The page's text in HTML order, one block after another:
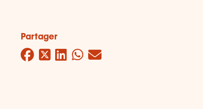
Partager
Facebook
Twitter
LinkedIn
WhatsApp
Mail